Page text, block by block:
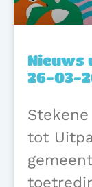
Nieuws
26-03-
tot